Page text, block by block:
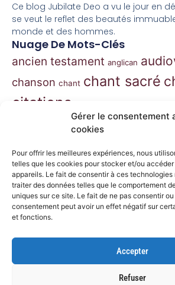
Gérer le consentement
cookies
Pour offrir les meilleures expériences, nous
telles que les cookies pour stocker et/ou
appareils. Le fait de consentir à ces technologies
traiter des données telles que le comportement
uniques sur ce site. Le fait de ne pas consentir
consentement peut avoir un effet négatif sur
et fonctions.
Accepter
Refuser
Ce blog Jubilate Deo a vu le jour en
se veut le reflet des beautés
monde et des hommes.
Nuage De Mots-Clés
ancien testament anglican
chanson chant chant sacré
citations
gospel grégorien
jésus liturgie liturgie orthodoxe
morceaux choisis
musique classique musique
testament nouvelles orthodoxe
spiritualité